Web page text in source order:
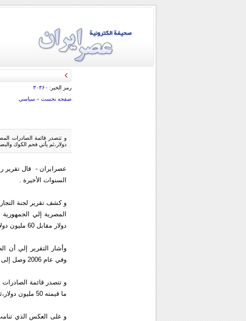
رمز الخبر: ۳۰۳۶۰
صفحه نخست» سياسي
دولار،ثم يأتي فحم الكوك
عصرايران - قال تقرير
السنوات الأخيرة .
و كشف تقرير لجنة
دولار مقابل 60 مليون دولار عام 2008 .
وفي عام 2006 وصل إلى مليوني دولار، أما عام 2007 فقد وصلت إلي 9 ملايين دولار.
ما قيمته 50 مليون دولار،ثم يأتي فحم الكوك والبصل والدخان ومصنوعات من زجاج الكرستال والأثاث .
و على العكس الذي